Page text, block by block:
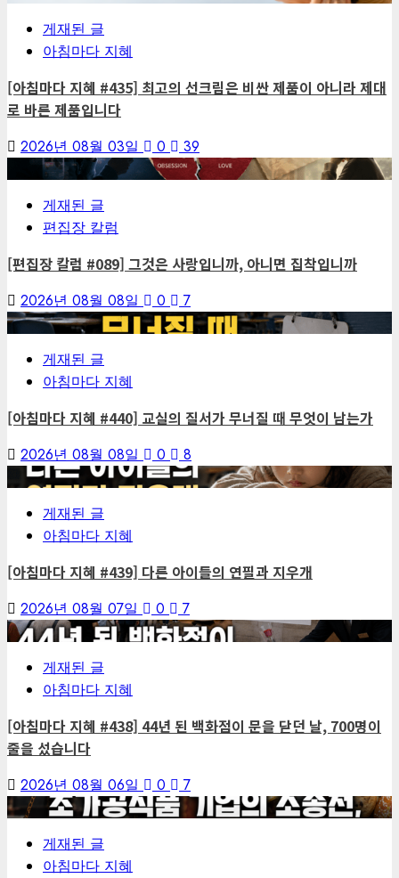
게재된 글
아침마다 지혜
[아침마다 지혜 #435] 최고의 선크림은 비싼 제품이 아니라 제대
로 바른 제품입니다
2026년 08월 03일 0
39
게재된 글
편집장 칼럼
[편집장 칼럼 #089] 그것은 사랑입니까, 아니면 집착입니까
2026년 08월 08일 0
7
2
게재된 글
아침마다 지혜
[아침마다 지혜 #440] 교실의 질서가 무너질 때 무엇이 남는가
2026년 08월 08일 0
8
게재된 글
아침마다 지혜
[아침마다 지혜 #439] 다른 아이들의 연필과 지우개
2026년 08월 07일 0
7
4
게재된 글
아침마다 지혜
[아침마다 지혜 #438] 44년 된 백화점이 문을 닫던 날, 700명이
줄을 섰습니다
2026년 08월 06일 0
7
5
게재된 글
아침마다 지혜